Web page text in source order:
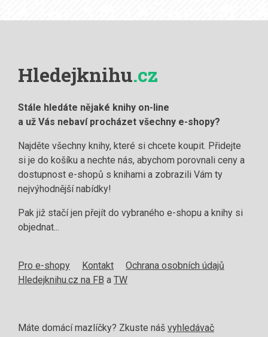
Hledejknihu.cz
Stále hledáte nějaké knihy on-line
a už Vás nebaví procházet všechny e-shopy?
Najděte všechny knihy, které si chcete koupit. Přidejte
si je do košíku a nechte nás, abychom porovnali ceny a
dostupnost e-shopů s knihami a zobrazili Vám ty
nejvýhodnější nabídky!
Pak již stačí jen přejít do vybraného e-shopu a knihy si
objednat...
Pro e-shopy Kontakt
Ochrana osobních údajů
Hledejknihu.cz na FB a TW
Máte domácí mazlíčky? Zkuste náš vyhledávač